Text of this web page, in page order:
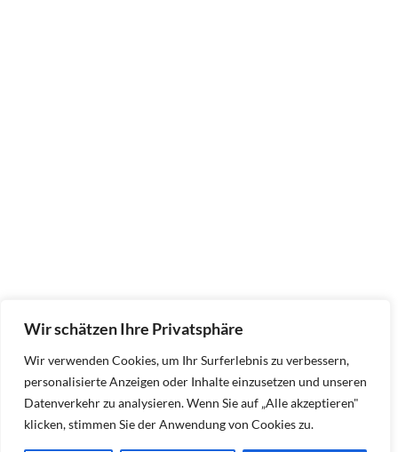
Wir schätzen Ihre Privatsphäre
Wir verwenden Cookies, um Ihr Surferlebnis zu verbessern,
personalisierte Anzeigen oder Inhalte einzusetzen und unseren
Datenverkehr zu analysieren. Wenn Sie auf „Alle akzeptieren"
klicken, stimmen Sie der Anwendung von Cookies zu.